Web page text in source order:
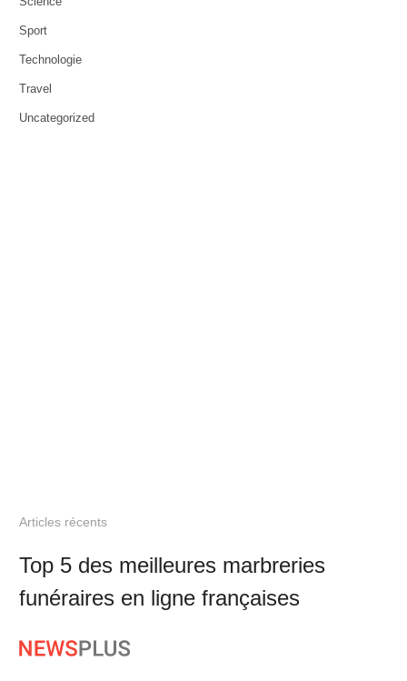
Sport
Technologie
Travel
Uncategorized
Articles récents
Top 5 des meilleures marbreries
funéraires en ligne françaises